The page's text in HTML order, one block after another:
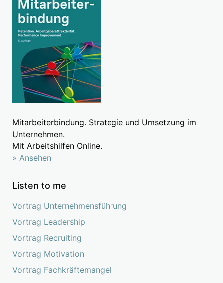
Mitarbeiterbindung. Strategie und Umsetzung im
Unternehmen.
Mit Arbeitshilfen Online.
» Ansehen
Listen to me
Vortrag Unternehmensführung
Vortrag Leadership
Vortrag Recruiting
Vortrag Motivation
Vortrag Fachkräftemangel